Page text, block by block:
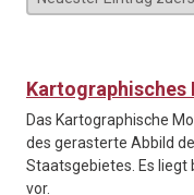
Kartographisches
Das Kartographische
des gerasterte Abbild
Staatsgebietes. Es
vor.